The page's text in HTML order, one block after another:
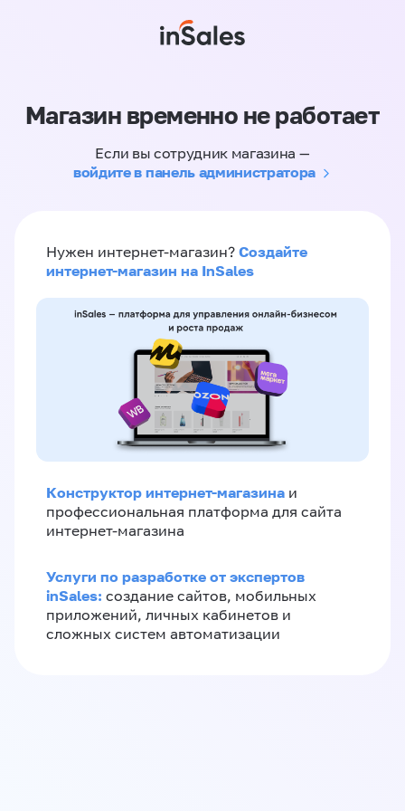
Магазин временно не работает
Если вы сотрудник магазина —
войдите в панель администратора
Нужен интернет-магазин? Создайте
интернет-магазин на InSales
Конструктор интернет-магазина и
профессиональная платформа для сайта
интернет-магазина
Услуги по разработке от экспертов
inSales: создание сайтов, мобильных
приложений, личных кабинетов и
сложных систем автоматизации